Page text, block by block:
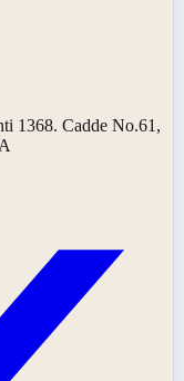
1368. Cadde No.61,